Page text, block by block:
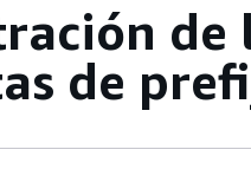
de
de